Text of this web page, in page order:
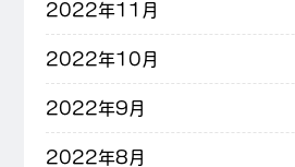
2022年11月
2022年10月
2022年9月
2022年8月